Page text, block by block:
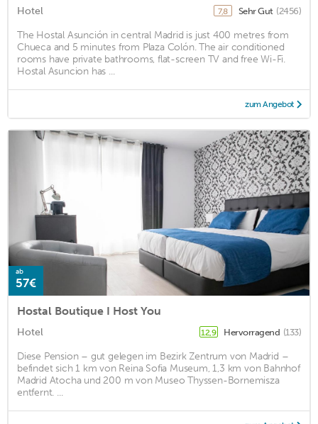
Hotel 7,8 Sehr Gut (2456)
The Hostal Asunción in central Madrid is just 400 metres from
Chueca and 5 minutes from Plaza Colón. The air conditioned
rooms have private bathrooms, flat-screen TV and free Wi-Fi.
Hostal Asuncion has ...
zum Angebot
ab
57€
Hostal Boutique I Host You
Hotel 12,9 Hervorragend (133)
Diese Pension – gut gelegen im Bezirk Zentrum von Madrid –
befindet sich 1 km von Reina Sofia Museum, 1,3 km von Bahnhof
Madrid Atocha und 200 m von Museo Thyssen-Bornemisza
entfernt. ...